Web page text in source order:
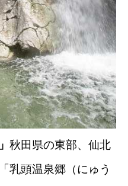
秋田県の東部、仙北
乳頭温泉郷（にゅう